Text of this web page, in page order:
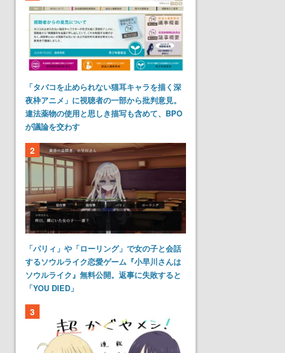
「タバコを止められない猫耳キャラを描く深
夜枠アニメ」に視聴者の一部から批判意見。
違法薬物の使用と思しき描写も含めて、BPO
が議論を交わす
2
「パリィ」や「ローリング」で女の子と会話
するソウルライク恋愛ゲーム『小早川さんは
ソウルライク』無料公開。返事に失敗すると
「YOU DIED」
3